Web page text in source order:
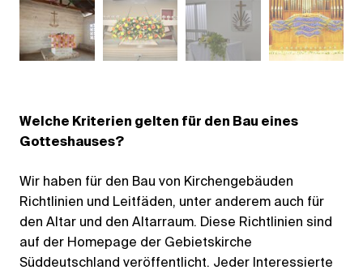
Welche Kriterien gelten für den Bau eines
Gotteshauses?
Wir haben für den Bau von Kirchengebäuden
Richtlinien und Leitfäden, unter anderem auch für
den Altar und den Altarraum. Diese Richtlinien sind
auf der Homepage der Gebietskirche
Süddeutschland veröffentlicht. Jeder Interessierte